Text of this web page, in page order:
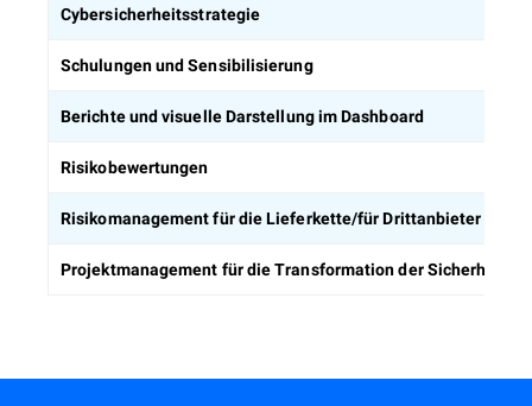
Cybersicherheitsstrategie
Schulungen und Sensibilisierung
Berichte und visuelle Darstellung im Dashboard
Risikobewertungen
Risikomanagement für die Lieferkette/für Drittanbieter
Projektmanagement für die Transformation der